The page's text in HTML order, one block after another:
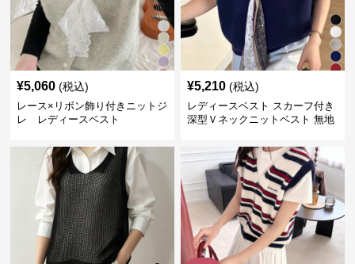
¥5,060 (税込)
レース×リボン飾り付きニットジ
レ レディースベスト
¥5,210 (税込)
レディースベスト スカーフ付き
深型Ｖネックニットベスト 無地